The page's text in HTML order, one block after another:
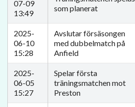
07-09
13:49
som planerat
2025-
06-10
15:28
Avslutar försäsongen
med dubbelmatch på
Anfield
2025-
06-05
15:27
Spelar första
träningsmatchen mot
Preston